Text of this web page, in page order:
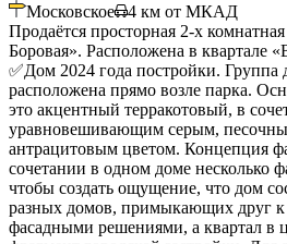
Московское 4 км от МКАД
Продаётся просторная 2-х
Боровая». Расположена в квартале
✅Дом 2024 года постройки. Группа
расположена прямо возле парка.
это акцентный терракотовый, в
уравновешивающим серым,
антрацитовым цветом. Концепция
сочетании в одном доме несколько
чтобы создать ощущение, что дом
разных домов, примыкающих друг к
фасадными решениями, а квартал в